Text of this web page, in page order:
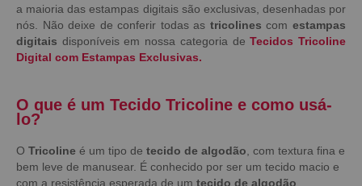
a maioria das estampas digitais são exclusivas, desenhadas por
nós. Não deixe de conferir todas as tricolinescomestampas
digitais disponíveis em nossa categoria deTecidos Tricoline
Digital com Estampas Exclusivas.
O que é um Tecido Tricoline e como usá-
lo?
O Tricoline é um tipo de tecido de algodão , com textura fina e
bem leve de manusear. É conhecido por ser um tecido macio e
com a resistência esperada de um tecido de algodão